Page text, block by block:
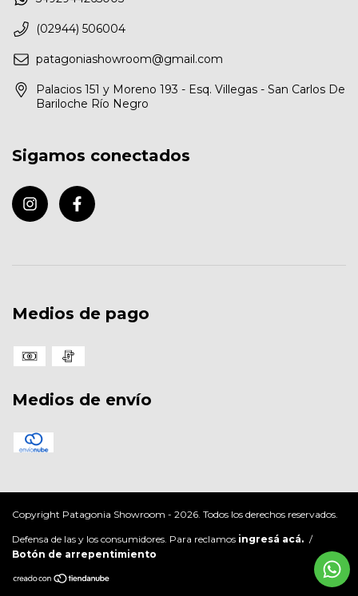
(02944) 506004
patagoniashowroom@gmail.com
Palacios 151 y Moreno 193 - Esq. Villegas - San Carlos De
Bariloche Río Negro
Sigamos conectados
Medios de pago
Medios de envío
Copyright Patagonia Showroom - 2026. Todos los derechos reservados.
Defensa de las y los consumidores. Para reclamos ingresá acá. /
Botón de arrepentimiento